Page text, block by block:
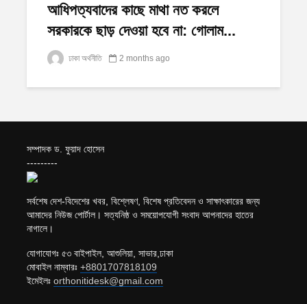
আধিপত্যবাদের কাছে মাথা নত করলে
সরকারকে ছাড় দেওয়া হবে না: গোলাম...
ঢাকা অর্থনীতি 2 months ago
সম্পাদক ড. ফুয়াদ হোসেন
---------
সর্বশেষ দেশ-বিদেশের খবর, বিশ্লেষণ, বিশেষ প্রতিবেদন ও সাক্ষাৎকারের জন্য
আমাদের নিউজ পোর্টাল। সত্যনিষ্ঠ ও সময়োপযোগী সংবাদ আপনাদের হাতের
নাগালে।
যোগাযোগঃ ৫৩ বাইপাইল, আশুলিয়া, সাভার,ঢাকা
মোবাইল নাম্বারঃ +8801707818109
ইমেইলঃ orthonitidesk@gmail.com